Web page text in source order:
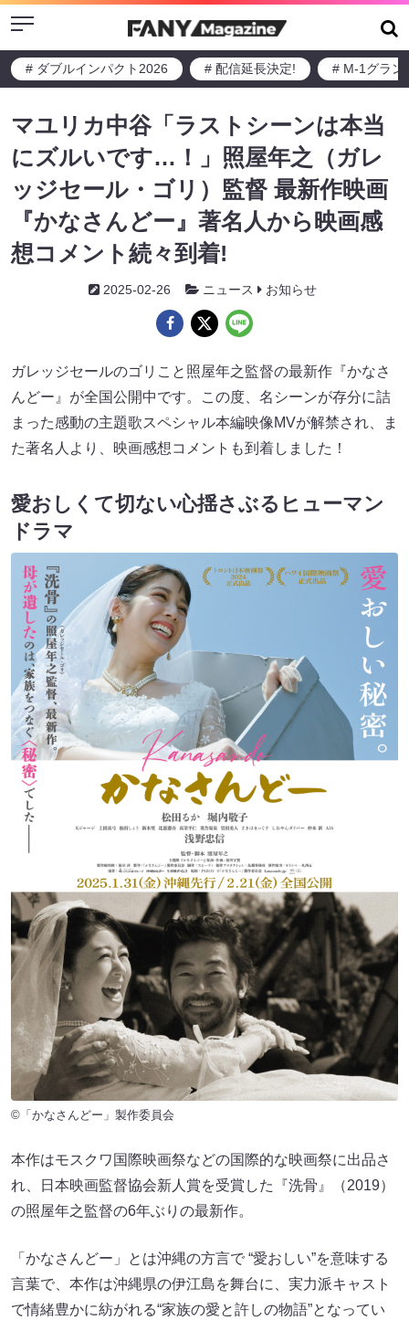
Menu
# ダブルインパクト2026 # 配信延長決定! # M-1グラン
マユリカ中谷「ラストシーンは本当
にズルいです…！」照屋年之（ガレ
ッジセール・ゴリ）監督 最新作映画
『かなさんどー』著名人から映画感
想コメント続々到着!
2025-02-26 ニュース お知らせ
ガレッジセールのゴリこと照屋年之監督の最新作『かなさ
んどー』が全国公開中です。この度、名シーンが存分に詰
まった感動の主題歌スペシャル本編映像MVが解禁され、ま
た著名人より、映画感想コメントも到着しました！
愛おしくて切ない心揺さぶるヒューマン
ドラマ
©︎「かなさんどー」製作委員会
本作はモスクワ国際映画祭などの国際的な映画祭に出品さ
れ、日本映画監督協会新人賞を受賞した『洗骨』（2019）
の照屋年之監督の6年ぶりの最新作。
「かなさんどー」とは沖縄の方言で “愛おしい”を意味する
言葉で、本作は沖縄県の伊江島を舞台に、実力派キャスト
で情緒豊かに紡がれる“家族の愛と許しの物語”となってい